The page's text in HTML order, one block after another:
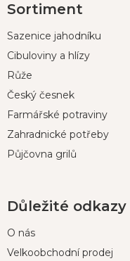
á
a
Sortiment
Sazenice jahodníku
Cibuloviny a hlízy
Růže
Český česnek
Farmářské potraviny
Zahradnické potřeby
Půjčovna grilů
Důležité odkazy
O nás
Velkoobchodní prodej